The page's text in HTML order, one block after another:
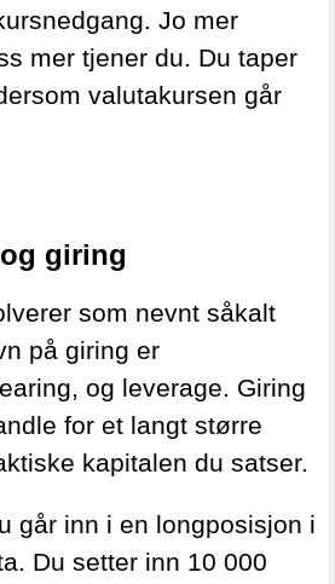
Jo mer
mer tjener du. Du taper
valutakursen går
giring
som nevnt såkalt
på giring er
og leverage. Giring
for et langt større
kapitalen du satser.
går inn i en longposisjon i
Du setter inn 10 000